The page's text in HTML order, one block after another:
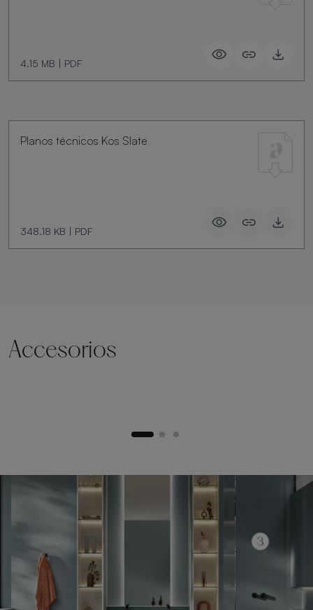
4.15 MB | PDF
Planos técnicos Kos Slate
348.18 KB | PDF
Accesorios